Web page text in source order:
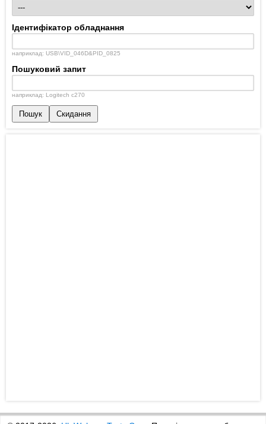
Ідентифікатор обладнання
наприклад: USB\VID_046D&PID_0825
Пошуковий запит
наприклад: Logitech c270
Пошук Скидання